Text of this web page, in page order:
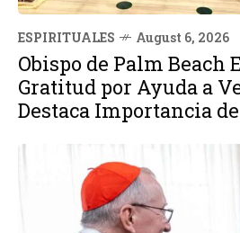
ESPIRITUALES August 6, 2026
Obispo de Palm Beach
Gratitud por Ayuda a
Destaca Importancia